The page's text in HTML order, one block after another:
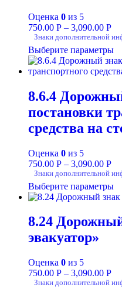
Оценка 0 из 5
750.00 Р – 3,090.00 Р
Знаки дополнительной
Выберите параметры
8.6.4
постановки
средства на
Оценка 0 из 5
750.00 Р – 3,090.00 Р
Знаки дополнительной
Выберите параметры
8.24
эвакуатор»
Оценка 0 из 5
750.00 Р – 3,090.00 Р
Знаки дополнительной